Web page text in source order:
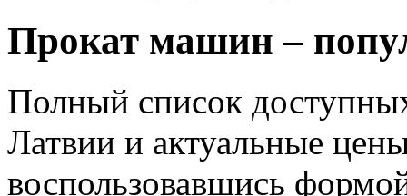
Прокат машин –
Полный список
Латвии и актуальные
воспользовавшись